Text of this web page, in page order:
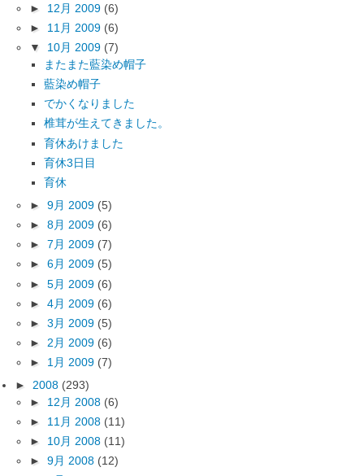
► 12月 2009 (6)
► 11月 2009 (6)
▼ 10月 2009 (7)
またまた藍染め帽子
藍染め帽子
でかくなりました
椎茸が生えてきました。
育休あけました
育休3日目
育休
► 9月 2009 (5)
► 8月 2009 (6)
► 7月 2009 (7)
► 6月 2009 (5)
► 5月 2009 (6)
► 4月 2009 (6)
► 3月 2009 (5)
► 2月 2009 (6)
► 1月 2009 (7)
► 2008 (293)
► 12月 2008 (6)
► 11月 2008 (11)
► 10月 2008 (11)
► 9月 2008 (12)